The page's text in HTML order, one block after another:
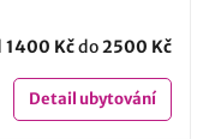
1400 Kčdo2500 Kč
Detailubytování